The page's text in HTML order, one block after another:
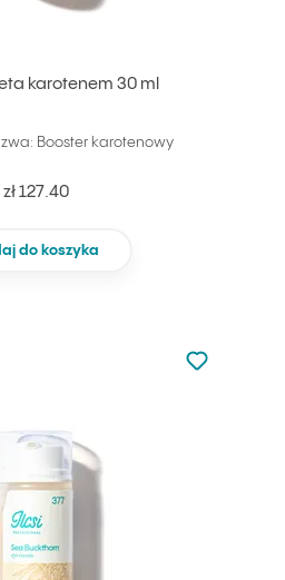
karotenem 30 ml
Booster karotenowy
zł 127.40
do koszyka
Nie dodano
Dodaj do